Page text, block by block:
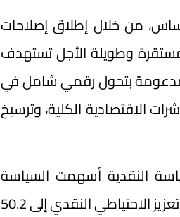
من خلال إطلاق إصلاحات
وطويلة الأجل تستهدف
مدعومة بتحول رقمي شامل في
الاقتصادية الكلية، وترسيخ
النقدية أسهمت السياسة
المنضبطة في خفض التضخم إلى 12.3% في نوفمبر 2025 مع تعزيز الاحتياطي النقدي إلى 50.2